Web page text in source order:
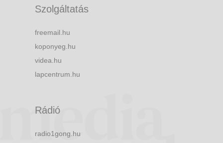
Szolgáltatás
freemail.hu
koponyeg.hu
videa.hu
lapcentrum.hu
Rádió
radio1gong.hu